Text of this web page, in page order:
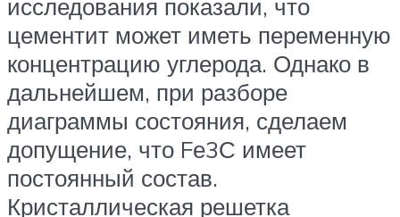
исследования показали, что
цементит может иметь переменную
концентрацию углерода. Однако в
дальнейшем, при разборе
диаграммы состояния, сделаем
допущение, что Fе3С имеет
постоянный состав.
Кристаллическая решетка